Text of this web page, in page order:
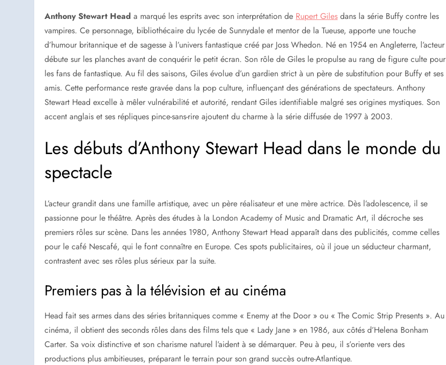
Anthony Stewart Head a marqué les esprits avec son interprétation de Rupert Giles dans la série Buffy contre les
vampires. Ce personnage, bibliothécaire du lycée de Sunnydale et mentor de la Tueuse, apporte une touche
d’humour britannique et de sagesse à l’univers fantastique créé par Joss Whedon. Né en 1954 en Angleterre, l’acteur
débute sur les planches avant de conquérir le petit écran. Son rôle de Giles le propulse au rang de figure culte pour
les fans de fantastique. Au fil des saisons, Giles évolue d’un gardien strict à un père de substitution pour Buffy et ses
amis. Cette performance reste gravée dans la pop culture, influençant des générations de spectateurs. Anthony
Stewart Head excelle à mêler vulnérabilité et autorité, rendant Giles identifiable malgré ses origines mystiques. Son
accent anglais et ses répliques pince-sans-rire ajoutent du charme à la série diffusée de 1997 à 2003.
Les débuts d’Anthony Stewart Head dans le monde du
spectacle
L’acteur grandit dans une famille artistique, avec un père réalisateur et une mère actrice. Dès l’adolescence, il se
passionne pour le théâtre. Après des études à la London Academy of Music and Dramatic Art, il décroche ses
premiers rôles sur scène. Dans les années 1980, Anthony Stewart Head apparaît dans des publicités, comme celles
pour le café Nescafé, qui le font connaître en Europe. Ces spots publicitaires, où il joue un séducteur charmant,
contrastent avec ses rôles plus sérieux par la suite.
Premiers pas à la télévision et au cinéma
Head fait ses armes dans des séries britanniques comme « Enemy at the Door » ou « The Comic Strip Presents ». Au
cinéma, il obtient des seconds rôles dans des films tels que « Lady Jane » en 1986, aux côtés d’Helena Bonham
Carter. Sa voix distinctive et son charisme naturel l’aident à se démarquer. Peu à peu, il s’oriente vers des
productions plus ambitieuses, préparant le terrain pour son grand succès outre-Atlantique.